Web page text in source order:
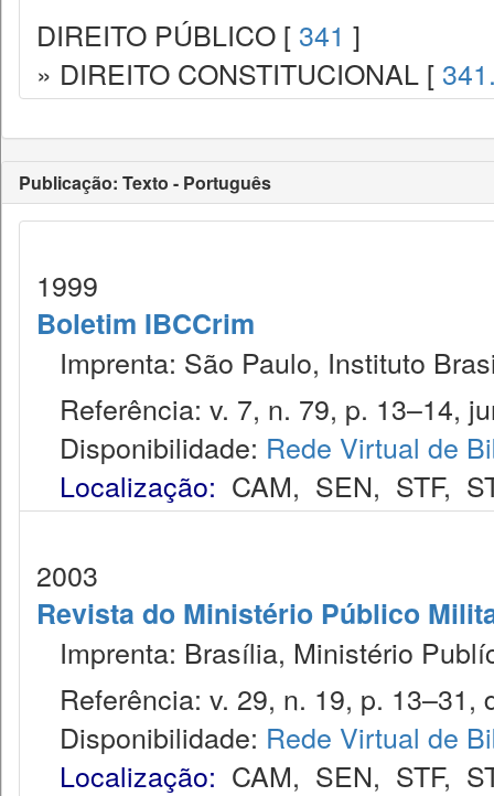
DIREITO PÚBLICO [ 341 ]
» DIREITO CONSTITUCIONAL [
Publicação: Texto - Português
1999
Boletim IBCCrim
Imprenta: São Paulo, Instituto
Referência: v. 7, n. 79, p. 13–14,
Disponibilidade: Rede Virtual de
Localização: CAM, SEN, STF,
2003
Revista do Ministério Público
Imprenta: Brasília, Ministério
Referência: v. 29, n. 19, p. 13–31,
Disponibilidade: Rede Virtual de
Localização: CAM, SEN, STF,